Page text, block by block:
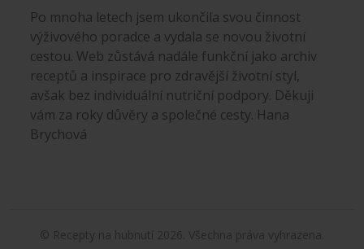
Po mnoha letech jsem ukončila svou činnost
výživového poradce a vydala se novou životní
cestou. Web zůstává nadále funkční jako archiv
receptů a inspirace pro zdravější životní styl,
avšak bez individuální nutriční podpory. Děkuji
vám za roky důvěry a společné cesty. Hana
Brychová
© Recepty na hubnutí 2026. Všechna práva vyhrazena.